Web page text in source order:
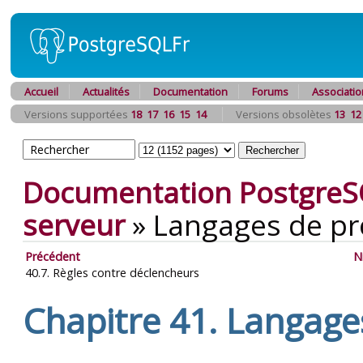
Accueil Actualités Documentation Forums
Versions supportées 18 17 16 15 14 Versions obsolètes 13 12
Documentation
serveur» Langages de
Précédent
40.7. Règles contre déclencheurs
Chapitre 41.